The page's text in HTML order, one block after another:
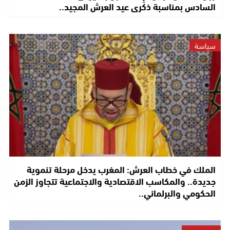
السادس بمناسبة ذكرى عيد العرش المجيد..
سياسة
الملك في خطاب العرش: المغرب يدخل مرحلة تنموية
جديدة.. والمكاسب الاقتصادية والاجتماعية تتجاوز الزمن
الحكومي والبرلماني..